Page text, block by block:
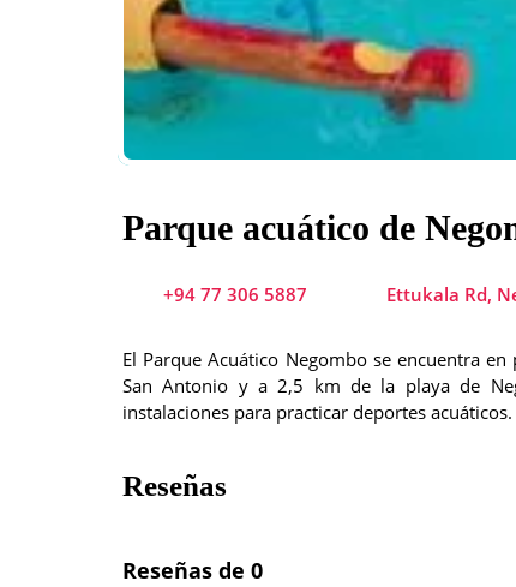
Parque acuático de
+94 77 306 5887 Ettukala Rd,
El Parque Acuático Negombo se encuentra
San Antonio y a 2,5 km de la playa de
instalaciones para practicar deportes
Reseñas
Reseñas de 0